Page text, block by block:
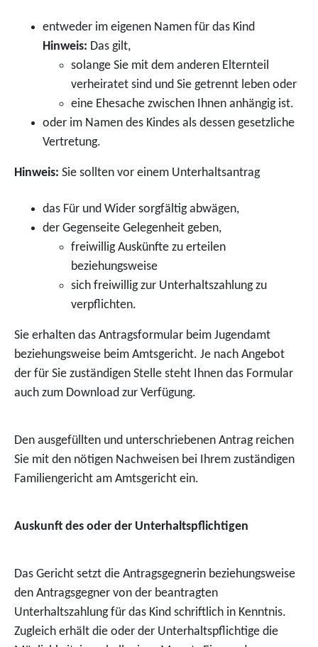
entweder im eigenen Namen für das Kind
Hinweis: Das gilt,
solange Sie mit dem anderen Elternteil
verheiratet sind und Sie getrennt leben oder
eine Ehesache zwischen Ihnen anhängig ist.
oder im Namen des Kindes als dessen gesetzliche
Vertretung.
Hinweis: Sie sollten vor einem Unterhaltsantrag
das Für und Wider sorgfältig abwägen,
der Gegenseite Gelegenheit geben,
freiwillig Auskünfte zu erteilen
beziehungsweise
sich freiwillig zur Unterhaltszahlung zu
verpflichten.
Sie erhalten das Antragsformular beim Jugendamt
beziehungsweise beim Amtsgericht. Je nach Angebot
der für Sie zuständigen Stelle steht Ihnen das Formular
auch zum Download zur Verfügung.
Den ausgefüllten und unterschriebenen Antrag reichen
Sie mit den nötigen Nachweisen bei Ihrem zuständigen
Familiengericht am Amtsgericht ein.
Auskunft des oder der Unterhaltspflichtigen
Das Gericht setzt die Antragsgegnerin beziehungsweise
den Antragsgegner von der beantragten
Unterhaltszahlung für das Kind schriftlich in Kenntnis.
Zugleich erhält die oder der Unterhaltspflichtige die